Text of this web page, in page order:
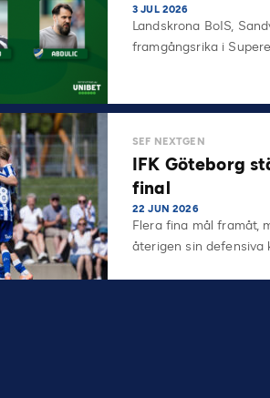
3 JUL 2026
Landskrona BoIS,
framgångsrika i
SEF NEXTGEN
IFK Göteborg
final
22 JUN 2026
Flera fina mål framåt,
återigen sin defensiva